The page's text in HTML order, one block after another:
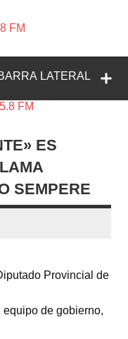
Radio
95.8 FM
y Radio en el Medio
LATERAL
ES
SEMPERE
Provincial de
equipo de gobierno,